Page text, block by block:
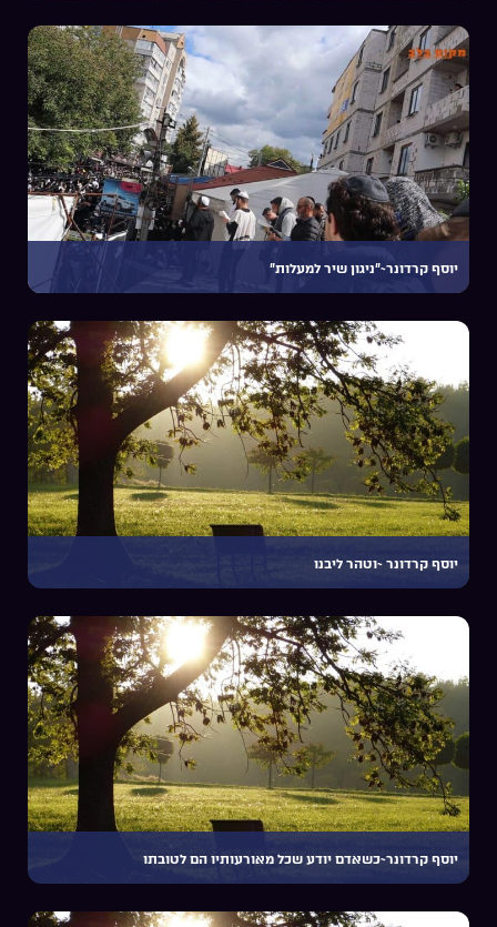
יוסף קרדונר~”ניגון שיר למעלות”
יוסף קרדונר ~וטהר ליבנו
יוסף קרדונר~כשאדם יודע שכל מאורעותיו הם לטובתו